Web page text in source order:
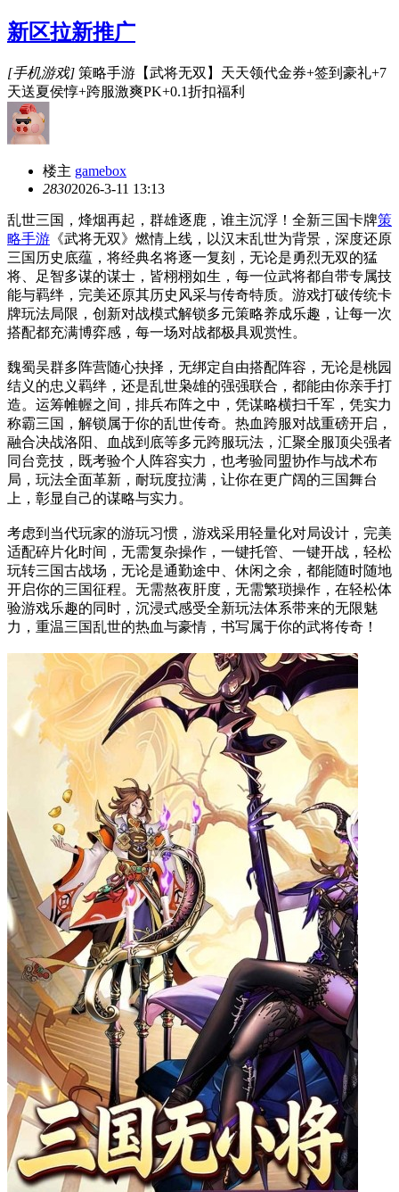
新区拉新推广
[手机游戏] 策略手游【武将无双】天天领代金券+签到豪礼+7
天送夏侯惇+跨服激爽PK+0.1折扣福利
楼主 gamebox
28302026-3-11 13:13
乱世三国，烽烟再起，群雄逐鹿，谁主沉浮！全新三国卡牌策
略手游 《武将无双》燃情上线，以汉末乱世为背景，深度还原
三国历史底蕴，将经典名将逐一复刻，无论是勇烈无双的猛
将、足智多谋的谋士，皆栩栩如生，每一位武将都自带专属技
能与羁绊，完美还原其历史风采与传奇特质。游戏打破传统卡
牌玩法局限，创新对战模式解锁多元策略养成乐趣，让每一次
搭配都充满博弈感，每一场对战都极具观赏性。
魏蜀吴群多阵营随心抉择，无绑定自由搭配阵容，无论是桃园
结义的忠义羁绊，还是乱世枭雄的强强联合，都能由你亲手打
造。运筹帷幄之间，排兵布阵之中，凭谋略横扫千军，凭实力
称霸三国，解锁属于你的乱世传奇。热血跨服对战重磅开启，
融合决战洛阳、血战到底等多元跨服玩法，汇聚全服顶尖强者
同台竞技，既考验个人阵容实力，也考验同盟协作与战术布
局，玩法全面革新，耐玩度拉满，让你在更广阔的三国舞台
上，彰显自己的谋略与实力。
考虑到当代玩家的游玩习惯，游戏采用轻量化对局设计，完美
适配碎片化时间，无需复杂操作，一键托管、一键开战，轻松
玩转三国古战场，无论是通勤途中、休闲之余，都能随时随地
开启你的三国征程。无需熬夜肝度，无需繁琐操作，在轻松体
验游戏乐趣的同时，沉浸式感受全新玩法体系带来的无限魅
力，重温三国乱世的热血与豪情，书写属于你的武将传奇！